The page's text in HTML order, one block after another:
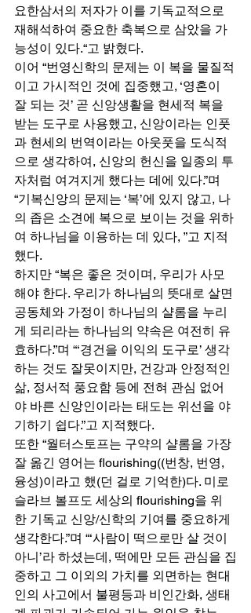
요한삼서의 저자가 이를 기독교적으로
재해석하여 중요한 축복으로 삼았을 가
능성이 있다.“고 밝혔다.
이어 “번영신학의 문제는 이 복을 물질적
이고 가시적인 것에 집중했고, ‘영혼이
잘 되는 것’ 곧 신앙생활을 현세적 복을
받는 도구로 사용했고, 신앙이라는 인풋
과 현세의 번역이라는 아웃풋을 도식적
으로 생각하여, 신앙의 헌신을 일종의 투
자처럼 여겨지게 했다는 데에 있다.”며
“기복신앙의 문제는 ‘복’에 있지 않고, 나
의 좁은 소견에 복으로 보이는 것을 위하
여 하나님을 이용하는 데 있다, ”고 지적
했다.
하지만 “복은 좋은 것이며, 우리가 사모
해야 한다. 우리가 하나님의 뜻대로 살면
공동체와 가정이 하나님의 샬롬을 누리
게 되리라는 하나님의 약속은 여전히 유
효하다.”며 “‘경건을 이익의 도구로’ 생각
하는 것도 잘못이지만, 건강과 안정적인
삶, 정서적 풍요함 등에 전혀 관심 없어
야 바른 신앙인이라는 태도는 위선을 야
기하기 쉽다.”고 지적했다.
또한 “월터스토프는 구약의 샬롬을 가장
잘 옮긴 영어는 flourishing((번창, 번영,
융성)이라고 했(던 걸로 기억한)다. 미로
슬라브 볼프도 세상의 flourishing을 위
한 기독교 신앙/신학의 기여를 중요하게
생각한다.”며 “‘사람이 떡으로만 살 것이
아니’라 하셨는데, 떡에만 모든 관심을 집
중하고 그 이외의 가치를 외면하는 현대
인의 사고에서 불평등과 비인간화, 생태